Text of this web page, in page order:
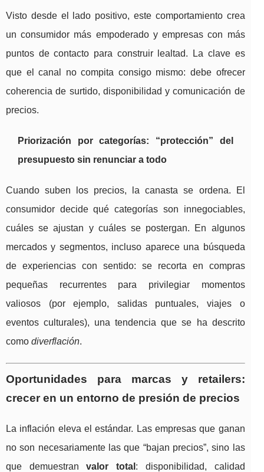
Visto desde el lado positivo, este comportamiento crea
un consumidor más empoderado y empresas con más
puntos de contacto para construir lealtad. La clave es
que el canal no compita consigo mismo: debe ofrecer
coherencia de surtido, disponibilidad y comunicación de
precios.
Priorización por categorías: “protección” del
presupuesto sin renunciar a todo
Cuando suben los precios, la canasta se ordena. El
consumidor decide qué categorías son innegociables,
cuáles se ajustan y cuáles se postergan. En algunos
mercados y segmentos, incluso aparece una búsqueda
de experiencias con sentido: se recorta en compras
pequeñas recurrentes para privilegiar momentos
valiosos (por ejemplo, salidas puntuales, viajes o
eventos culturales), una tendencia que se ha descrito
como diverflación.
Oportunidades para marcas y retailers:
crecer en un entorno de presión de precios
La inflación eleva el estándar. Las empresas que ganan
no son necesariamente las que “bajan precios”, sino las
que demuestranvalor total : disponibilidad, calidad